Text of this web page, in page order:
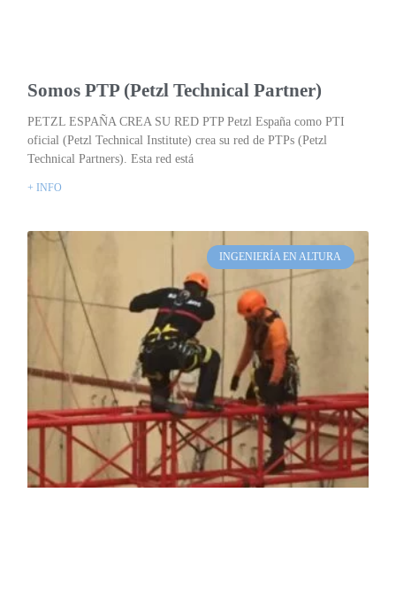
Somos PTP (Petzl Technical Partner)
PETZL ESPAÑA CREA SU RED PTP Petzl España como PTI
oficial (Petzl Technical Institute) crea su red de PTPs (Petzl
Technical Partners). Esta red está
+ INFO
INGENIERÍA EN ALTURA